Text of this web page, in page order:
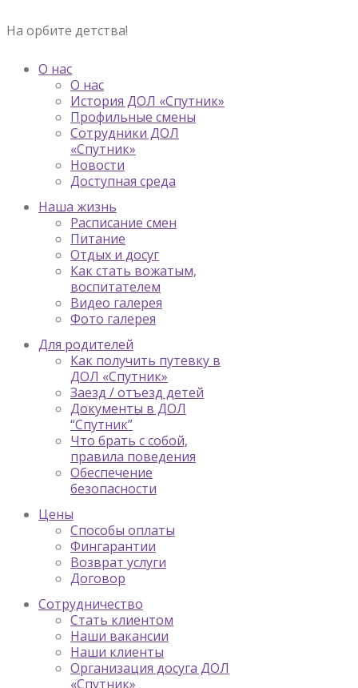
На орбите детства!
О нас
О нас
История ДОЛ «Спутник»
Профильные смены
Сотрудники ДОЛ
«Спутник»
Новости
Доступная среда
Наша жизнь
Расписание смен
Питание
Отдых и досуг
Как стать вожатым,
воспитателем
Видео галерея
Фото галерея
Для родителей
Как получить путевку в
ДОЛ «Спутник»
Заезд / отъезд детей
Документы в ДОЛ
“Спутник”
Что брать с собой,
правила поведения
Обеспечение
безопасности
Цены
Способы оплаты
Фингарантии
Возврат услуги
Договор
Сотрудничество
Стать клиентом
Наши вакансии
Наши клиенты
Организация досуга ДОЛ
«Спутник»